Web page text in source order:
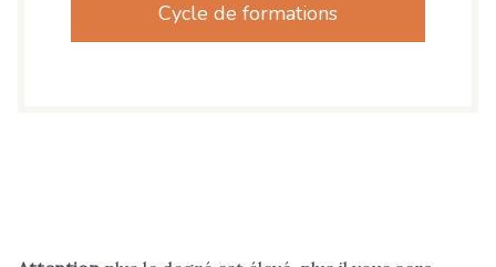
Cycle de formations